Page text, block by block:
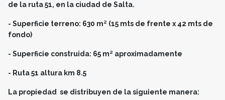
de la ruta 51, en la ciudad de Salta.
- Superficie terreno: 630 m² (15 mts de frente x 42 mts de
fondo)
- Superficie construida: 65 m² aproximadamente
- Ruta 51 altura km 8.5
La propiedad se distribuyen de la siguiente manera: